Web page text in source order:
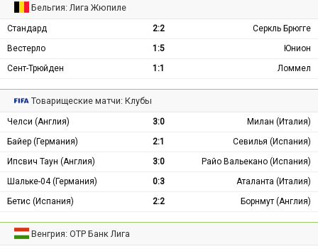
Бельгия: Лига Жюпиле
Стандард 2:2
Серкль Брюгге
Вестерло
1:5
Юнион
Сент-Трюйден
1:1 Ломмел
Товарищеские матчи: Клубы
Челси (Англия) 3:0
Милан (Италия)
Байер (Германия)
2:1
Севилья (Испания)
Ипсвич Таун (Англия)
3:0
Райо Вальекано (Испания)
Шальке-04 (Германия)
0:3
Аталанта (Италия)
Бетис (Испания)
2:2 Борнмут (Англия)
Венгрия: ОТР Банк Лига